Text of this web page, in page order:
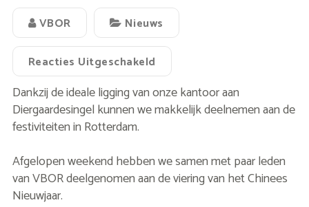
VBOR Nieuws
Reacties Uitgeschakeld
Dankzij de ideale ligging van onze kantoor aan
Diergaardesingel kunnen we makkelijk deelnemen aan de
festiviteiten in Rotterdam.
Afgelopen weekend hebben we samen met paar leden
van VBOR deelgenomen aan de viering van het Chinees
Nieuwjaar.